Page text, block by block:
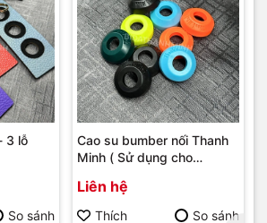
3 lỗ
So sánh
Cao su bumber nối Thanh
Minh ( Sử dụng cho
Liên hệ
Thích So sánh